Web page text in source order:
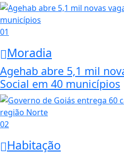
01
Moradia
Agehab abre 5,1 mil
Social em 40 municípios
02
Habitação